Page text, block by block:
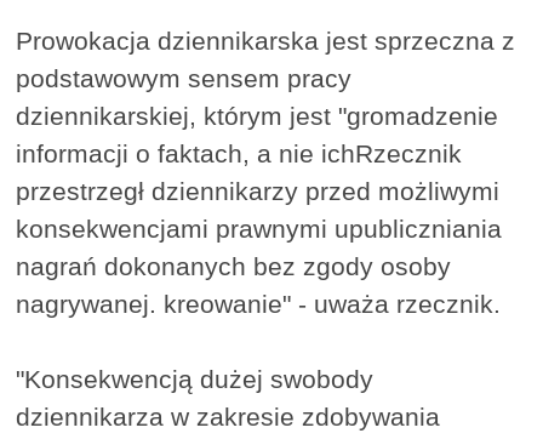
Prowokacja dziennikarska jest sprzeczna z
podstawowym sensem pracy
dziennikarskiej, którym jest "gromadzenie
informacji o faktach, a nie ichRzecznik
przestrzegł dziennikarzy przed możliwymi
konsekwencjami prawnymi upubliczniania
nagrań dokonanych bez zgody osoby
nagrywanej. kreowanie" - uważa rzecznik.
"Konsekwencją dużej swobody
dziennikarza w zakresie zdobywania